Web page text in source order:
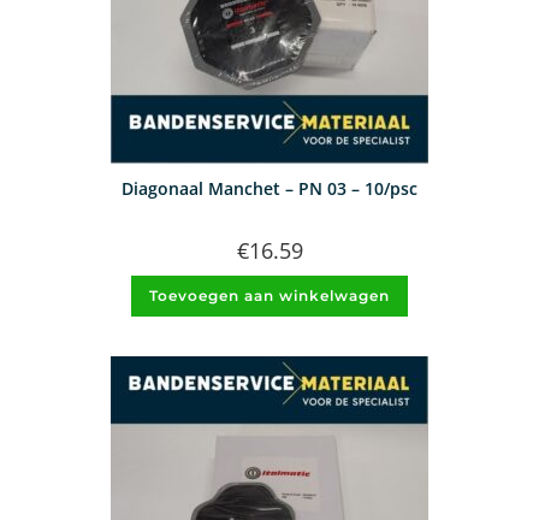
Diagonaal Manchet – PN 03 – 10/psc
€16.59
Toevoegen aan winkelwagen